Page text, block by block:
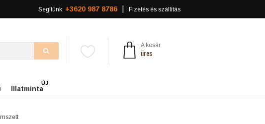
Segítünk: +3620 987 8786 Fizetés és szállítás
A kosár
üres
Illatminta
ÚJ